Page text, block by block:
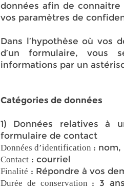
données afin de
vos paramètres de
Dans l’hypothèse où vos
d’un formulaire, vous
informations par un
Catégories de données
1) Données relatives à
formulaire de contact
Données d’identification : nom,
Contact : courriel
Finalité : Répondre à vos
Durée de conservation : 3